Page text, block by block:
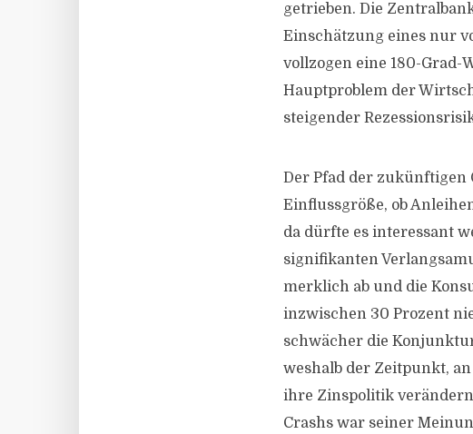
getrieben. Die
Einschätzung eines nur
vollzogen eine 180-Grad-
Hauptproblem der
steigender
Der Pfad der zukünftigen
Einflussgröße, ob
da dürfte es interessant
signifikanten
merklich ab und die
inzwischen 30 Prozent
schwächer die
weshalb der Zeitpunkt,
ihre Zinspolitik
Crashs war seiner